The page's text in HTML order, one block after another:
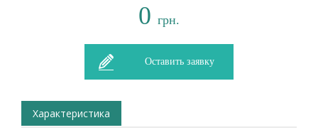
0 грн.
Оставить заявку
Характеристика